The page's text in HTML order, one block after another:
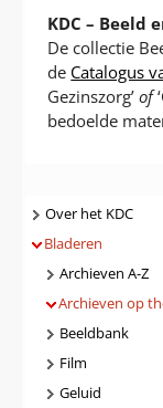
KDC – Beeld
De collectie
de Catalogus
Gezinszorg’of
bedoelde
Navigatie
Over het KDC
Bladeren
Archieven A-Z
Archieven op
Beeldbank
Film
Geluid